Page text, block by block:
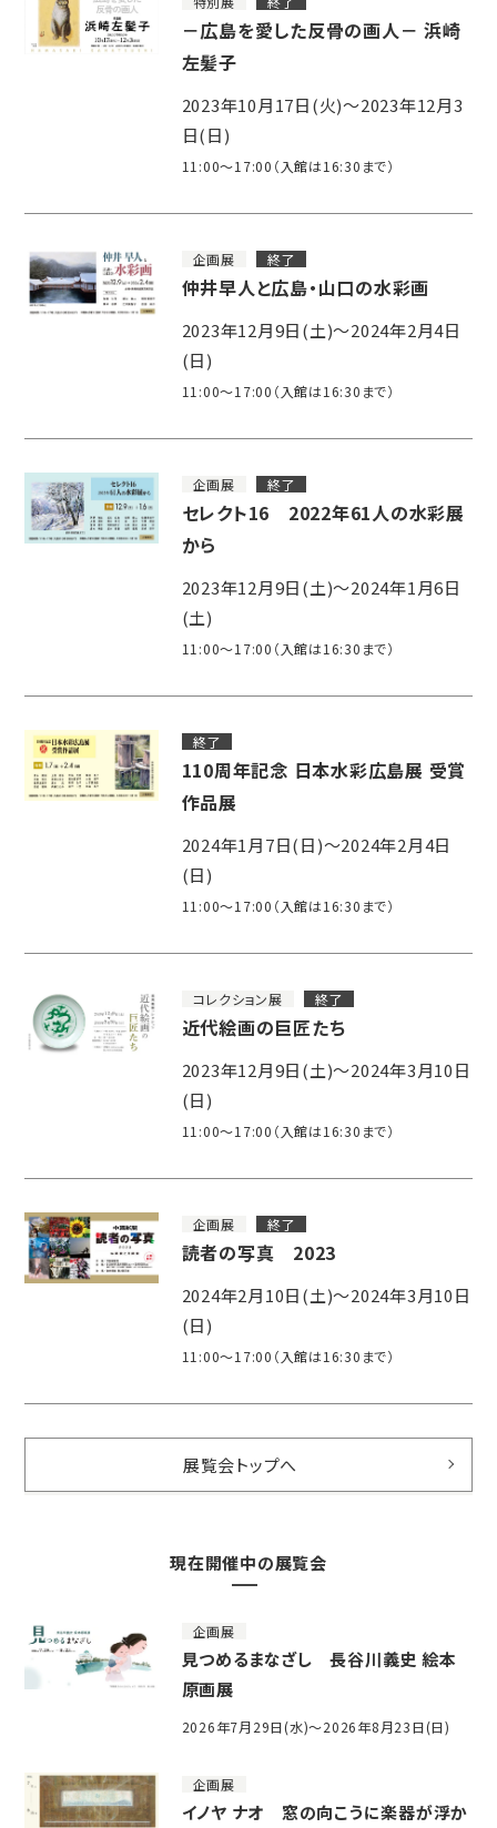
－広島を愛した反骨の画人－ 浜崎
左髪子
2023年10月17日(火)～2023年12月3
日(日)
11:00～17:00（入館は16:30まで）
企画展 終了
仲井早人と広島・山口の水彩画
2023年12月9日(土)～2024年2月4日
(日)
11:00～17:00（入館は16:30まで）
企画展 終了
セレクト16 2022年61人の水彩展
から
2023年12月9日(土)～2024年1月6日
(土)
11:00～17:00（入館は16:30まで）
終了
110周年記念 日本水彩広島展 受賞
作品展
2024年1月7日(日)～2024年2月4日
(日)
11:00～17:00（入館は16:30まで）
コレクション展 終了
近代絵画の巨匠たち
2023年12月9日(土)～2024年3月10日
(日)
11:00～17:00（入館は16:30まで）
企画展 終了
読者の写真 2023
2024年2月10日(土)～2024年3月10日
(日)
11:00～17:00（入館は16:30まで）
展覧会トップへ
現在開催中の展覧会
企画展
見つめるまなざし 長谷川義史 絵本
原画展
2026年7月29日(水)～2026年8月23日(日)
企画展
イノヤ ナオ 窓の向こうに楽器が浮か